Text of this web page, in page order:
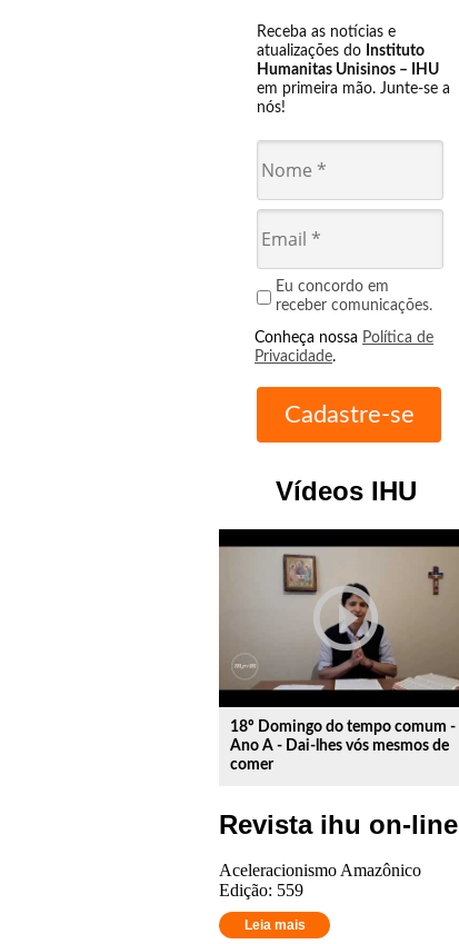
Receba as notícias e
atualizações do Instituto
Humanitas Unisinos – IHU
em primeira mão. Junte-se a
nós!
Eu concordo em
receber comunicações.
Conheça nossa Política de
Privacidade.
Vídeos IHU
play_circle_outline
18º Domingo do tempo comum -
Ano A - Dai-lhes vós mesmos de
comer
Revista ihu on-line
Aceleracionismo Amazônico
Edição: 559
Leia mais